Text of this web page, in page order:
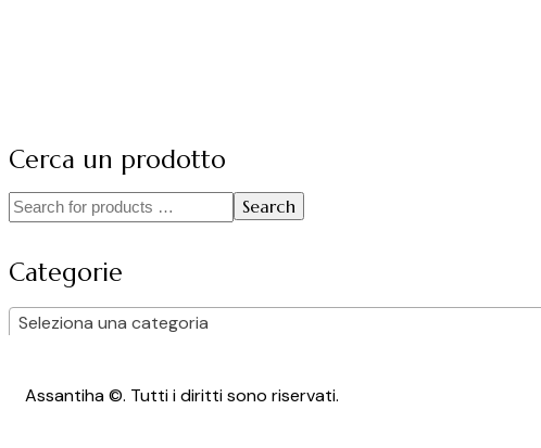
Cerca un prodotto
Search
Categorie
Seleziona una categoria
Assantiha ©. Tutti i diritti sono riservati.